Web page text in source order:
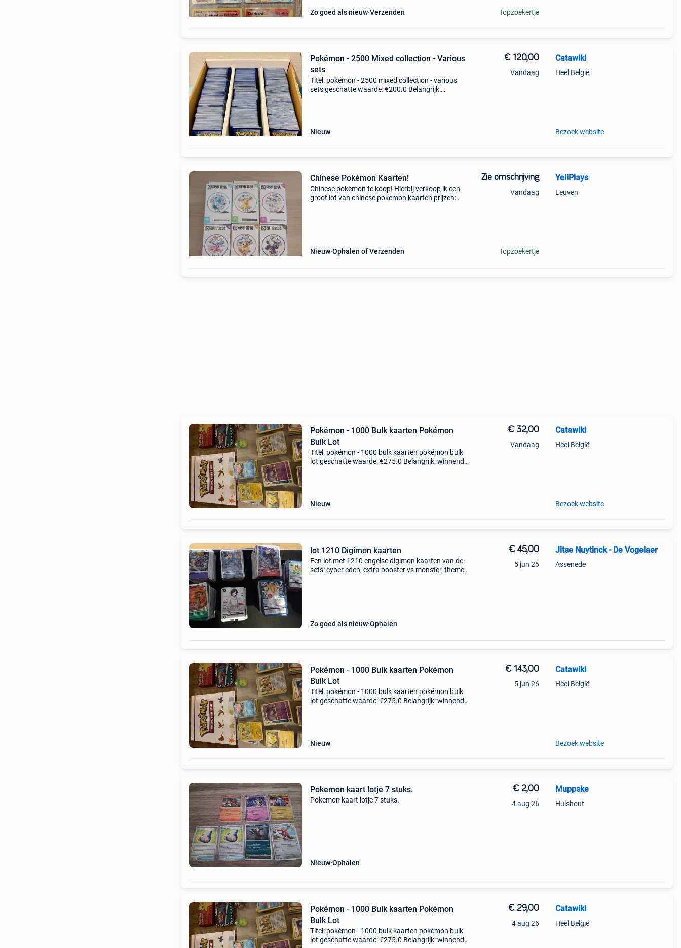
Zo goed als nieuw Verzenden Topzoekertje
Pokémon - 2500 Mixed collection - Various
sets
Titel: pokémon - 2500 mixed collection - various
sets geschatte waarde: €200.0 Belangrijk:
Nieuw
€ 120,00
Vandaag
Catawiki
Heel België
Bezoek website
Chinese Pokémon Kaarten!
Chinese pokemon te koop! Hierbij verkoop ik een
groot lot van chinese pokemon kaarten prijzen:
Nieuw Ophalen of Verzenden
Zie omschrijving
Vandaag
Topzoekertje
YeliPlays
Leuven
Pokémon - 1000 Bulk kaarten Pokémon
Bulk Lot
Titel: pokémon - 1000 bulk kaarten pokémon bulk
lot geschatte waarde: €275.0 Belangrijk: winnende
Nieuw
€ 32,00
Vandaag
Catawiki
Heel België
Bezoek website
lot 1210 Digimon kaarten
Een lot met 1210 engelse digimon kaarten van de
sets: cyber eden, extra booster vs monster, theme
Zo goed als nieuw Ophalen
€ 45,00
5 jun 26
Jitse Nuytinck - De Vogelaer
Assenede
Pokémon - 1000 Bulk kaarten Pokémon
Bulk Lot
Titel: pokémon - 1000 bulk kaarten pokémon bulk
lot geschatte waarde: €275.0 Belangrijk: winnende
Nieuw
€ 143,00
5 jun 26
Catawiki
Heel België
Bezoek website
Pokemon kaart lotje 7 stuks.
Pokemon kaart lotje 7 stuks.
Nieuw Ophalen
€ 2,00
4 aug 26
Muppske
Hulshout
Pokémon - 1000 Bulk kaarten Pokémon
Bulk Lot
Titel: pokémon - 1000 bulk kaarten pokémon bulk
lot geschatte waarde: €275.0 Belangrijk: winnende
€ 29,00
4 aug 26
Catawiki
Heel België